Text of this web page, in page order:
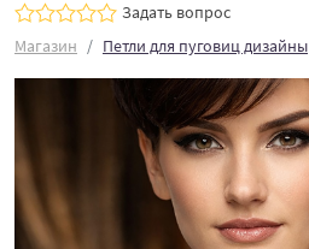
Задать вопрос
Магазин
Петли для пуговиц дизайны